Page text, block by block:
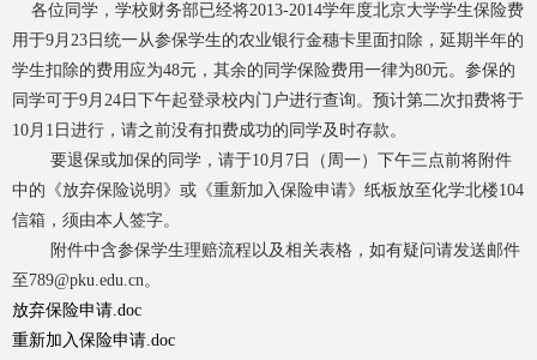
各位同学，学校财务部已经将2013-2014学年度北京大学学生保险费
用于9月 23 日统一从参保学生的农业银行金穗卡里面扣除，延期半年的
学生扣除的费用应为48元，其余的同学保险费用一律为80元。参保的
同学可于9月 24 日下午起登录校内门户进行查询。预计第二次扣费将于
10月 1 日进行，请之前没有扣费成功的同学及时存款。
要退保或加保的同学，请于10月 7日（周一）下午三点前将附件
中的《放弃保险说明》或《重新加入保险申请》 纸板放至化学北楼104
信箱，须由本人签字。
附件中含参保学生理赔流程以及相关表格，如有疑问请发送邮件
至 789@pku.edu.cn。
放弃保险申请.doc
重新加入保险申请.doc